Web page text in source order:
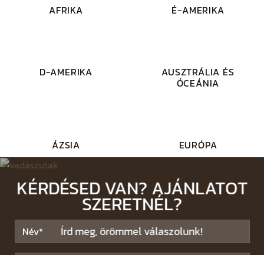
AFRIKA É-AMERIKA
D-AMERIKA AUSZTRÁLIA ÉS
ÓCEÁNIA
ÁZSIA EURÓPA
KÉRDÉSED VAN? AJÁNLATOT
SZERETNÉL?
Írd meg, örömmel válaszolunk!